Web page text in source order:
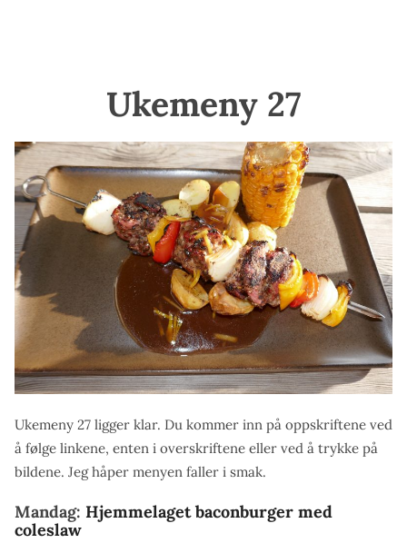
Ukemeny 27
Ukemeny 27 ligger klar. Du kommer inn på oppskriftene ved
å følge linkene, enten i overskriftene eller ved å trykke på
bildene. Jeg håper menyen faller i smak.
Mandag: Hjemmelaget baconburger med
coleslaw